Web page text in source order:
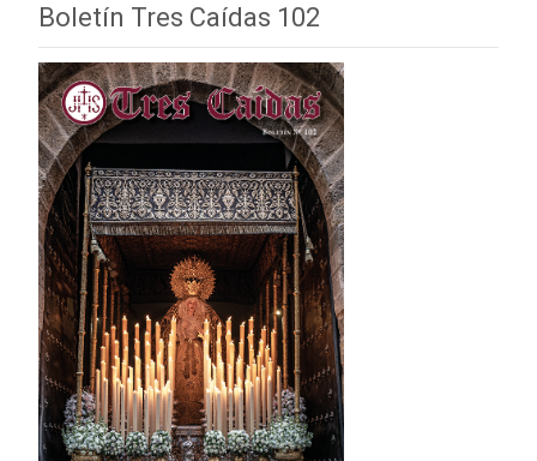
Boletín Tres Caídas 102